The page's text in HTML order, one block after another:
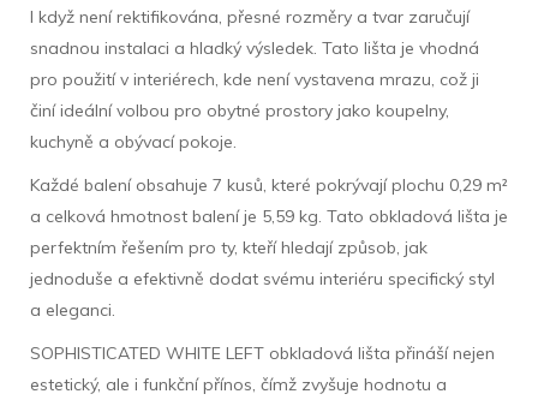
I když není rektifikována, přesné rozměry a tvar zaručují
snadnou instalaci a hladký výsledek. Tato lišta je vhodná
pro použití v interiérech, kde není vystavena mrazu, což ji
činí ideální volbou pro obytné prostory jako koupelny,
kuchyně a obývací pokoje.
Každé balení obsahuje 7 kusů, které pokrývají plochu 0,29 m²
a celková hmotnost balení je 5,59 kg. Tato obkladová lišta je
perfektním řešením pro ty, kteří hledají způsob, jak
jednoduše a efektivně dodat svému interiéru specifický styl
a eleganci.
SOPHISTICATED WHITE LEFT obkladová lišta přináší nejen
estetický, ale i funkční přínos, čímž zvyšuje hodnotu a